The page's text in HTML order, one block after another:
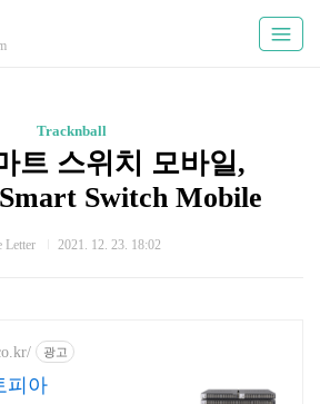
Tracknball
트 스위치 모바일,
Switch Mobile
Letter 2021. 12. 23. 18:02
광고
피아